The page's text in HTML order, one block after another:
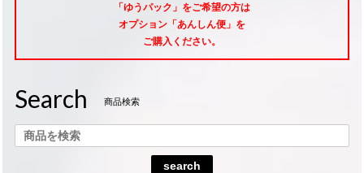
「ゆうパック」をご希望の方は
オプション「あんしん便」 を
ご購入ください。
Search 商品検索
search